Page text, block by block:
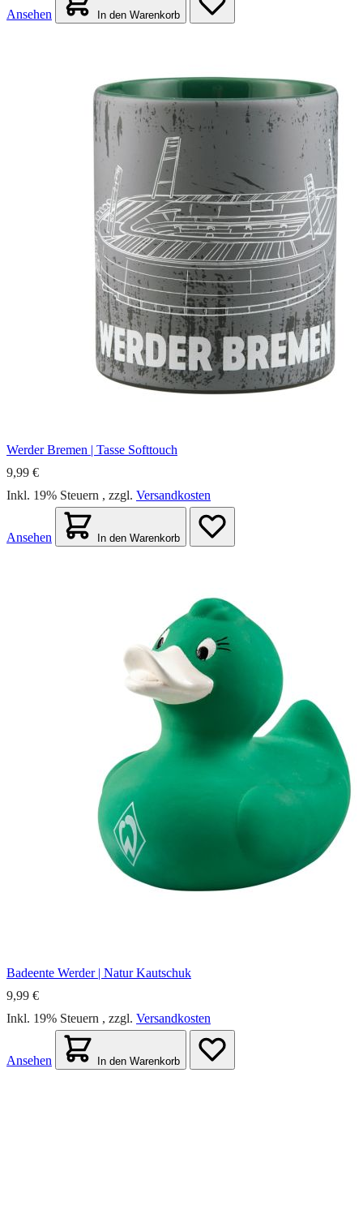
Ansehen In den Warenkorb
Werder Bremen | Tasse Softtouch
9,99 €
Inkl. 19% Steuern , zzgl. Versandkosten
Ansehen In den Warenkorb
Badeente Werder | Natur Kautschuk
9,99 €
Inkl. 19% Steuern , zzgl. Versandkosten
Ansehen In den Warenkorb